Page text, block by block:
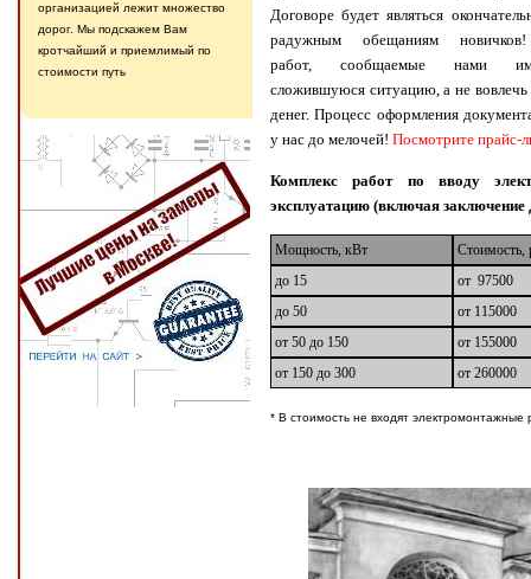
организацией лежит множество
дорог. Мы подскажем Вам
кротчайший и приемлимый по
стоимости путь
Договоре будет являться
радужным обещаниям
работ, сообщаемые нами
сложившуюся ситуацию, а не
денег. Процесс оформления
у нас до мелочей! Посмотрите прайс-
Комплекс работ по вводу
эксплуатацию (включая заключение
Мощность, кВт
Стоимость,
до 15
от 97500
до 50
от 115000
от 50 до 150
от 155000
от 150 до 300
от 260000
* В стоимость не входят электромонтажные